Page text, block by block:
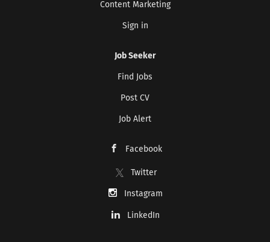
Content Marketing
Sign in
Job Seeker
Find Jobs
Post CV
Job Alert
Facebook
Twitter
Instagram
LinkedIn